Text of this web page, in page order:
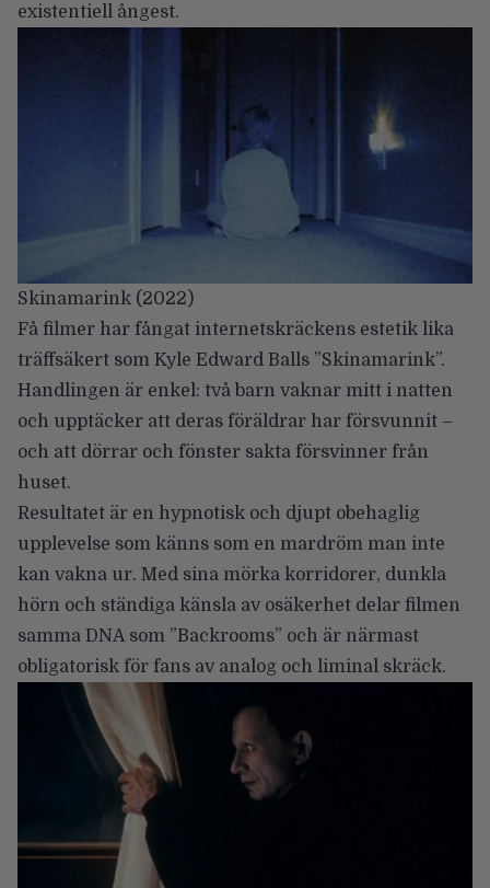
existentiell ångest.
Skinamarink (2022)
Få filmer har fångat internetskräckens estetik lika
träffsäkert som Kyle Edward Balls ”Skinamarink”.
Handlingen är enkel: två barn vaknar mitt i natten
och upptäcker att deras föräldrar har försvunnit –
och att dörrar och fönster sakta försvinner från
huset.
Resultatet är en hypnotisk och djupt obehaglig
upplevelse som känns som en mardröm man inte
kan vakna ur. Med sina mörka korridorer, dunkla
hörn och ständiga känsla av osäkerhet delar filmen
samma DNA som ”Backrooms” och är närmast
obligatorisk för fans av analog och liminal skräck.